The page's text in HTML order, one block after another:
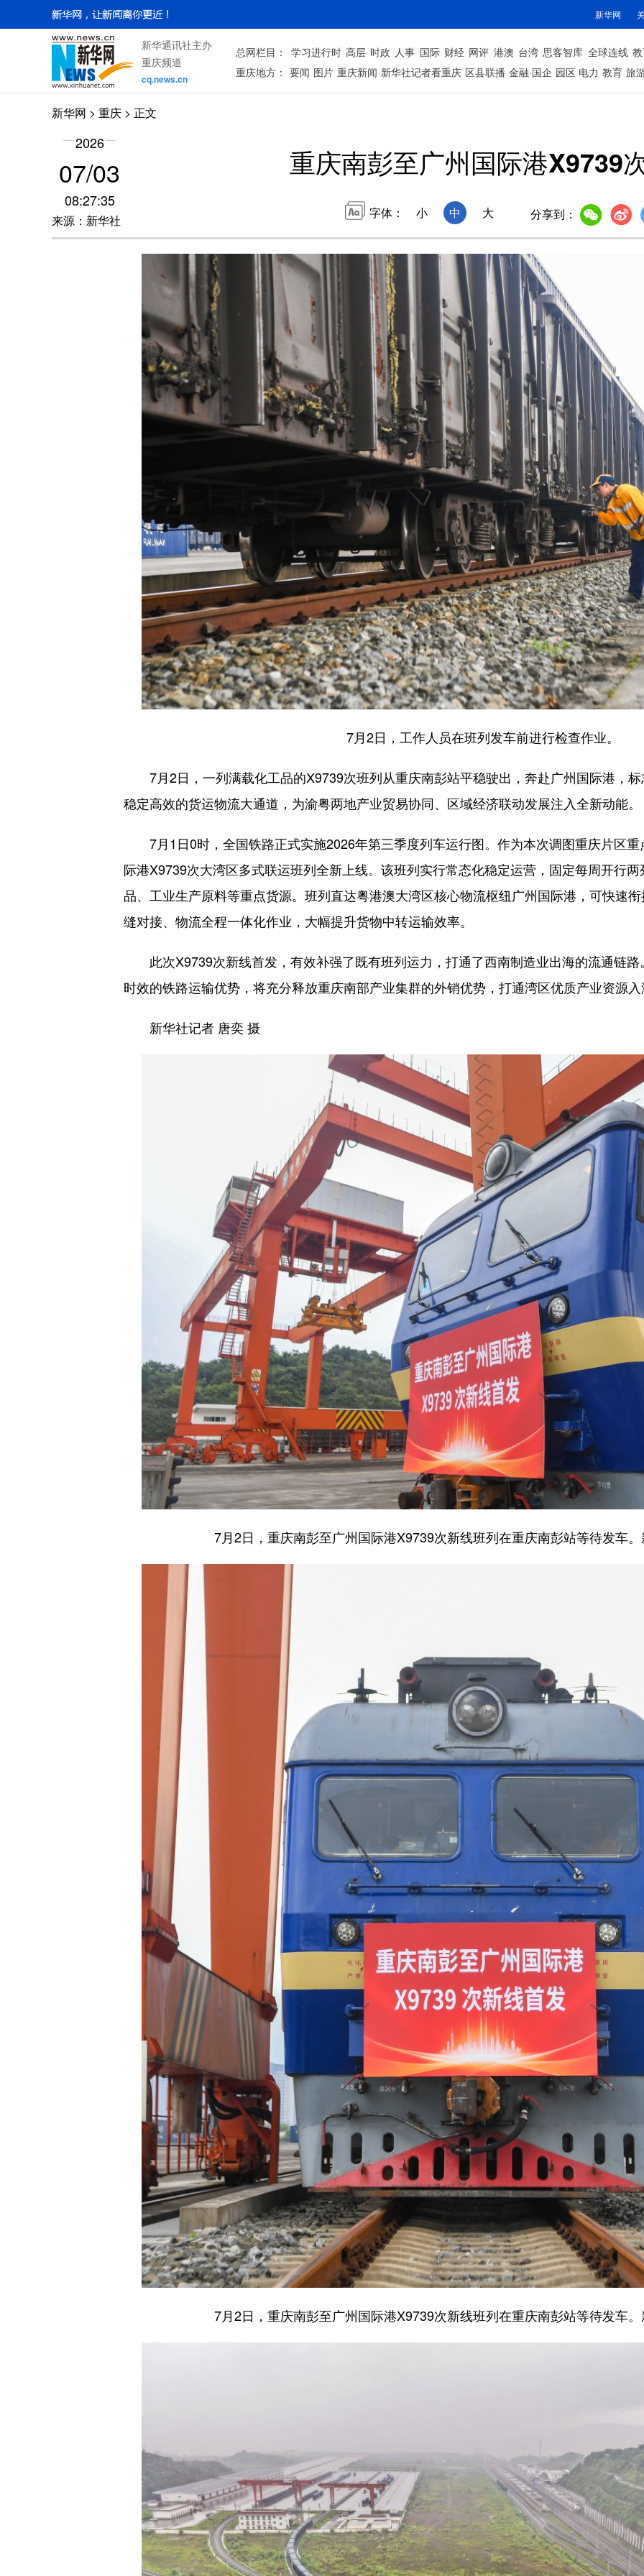
新华网
新华通讯社主办
重庆频道
cq.news.cn
总网栏目： 学习进行时 高层 时政 人事 国际 财经 网评 港澳 台湾 思客智库 全球连线
重庆地方： 要闻 图片 重庆新闻 新华社记者看重庆 区县联播 金融·国企 园区 电力 教育 旅
新华网 > 重庆 > 正文
2026
07/03
08:27:35
来源：新华社
重庆南彭至广州国际港X9739
字体： 小 中 大 分享到：
7月2日，工作人员在班列发车前进行检查作业。
7月2日，一列满载化工品的X9739次班列从重庆南彭站平稳驶出，奔赴广州国际港，
稳定高效的货运物流大通道，为渝粤两地产业贸易协同、区域经济联动发展注入全新动能。
7月1日0时，全国铁路正式实施2026年第三季度列车运行图。作为本次调图重庆片区重
际港X9739次大湾区多式联运班列全新上线。该班列实行常态化稳定运营，固定每周开行
品、工业生产原料等重点货源。班列直达粤港澳大湾区核心物流枢纽广州国际港，可快速
缝对接、物流全程一体化作业，大幅提升货物中转运输效率。
此次X9739次新线首发，有效补强了既有班列运力，打通了西南制造业出海的流通链路
时效的铁路运输优势，将充分释放重庆南部产业集群的外销优势，打通湾区优质产业资源
新华社记者 唐奕 摄
7月2日，重庆南彭至广州国际港X9739次新线班列在重庆南彭站等待发车
7月2日，重庆南彭至广州国际港X9739次新线班列在重庆南彭站等待发车